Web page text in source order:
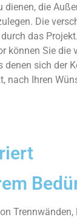
dienen, die
Die
das
können Sie die
denen sich der
nach Ihren
Trennwänden,